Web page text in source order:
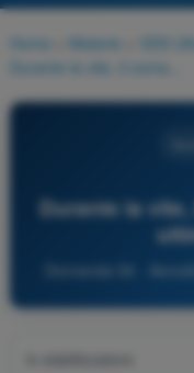
Home Materie VDS
Durante la
Domanda 56 -